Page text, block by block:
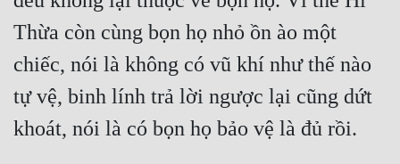
Thừa còn cùng bọn họ nhỏ ồn ào một
chiếc, nói là không có vũ khí như thế nào
tự vệ, binh lính trả lời ngược lại cũng dứt
khoát, nói là có bọn họ bảo vệ là đủ rồi.